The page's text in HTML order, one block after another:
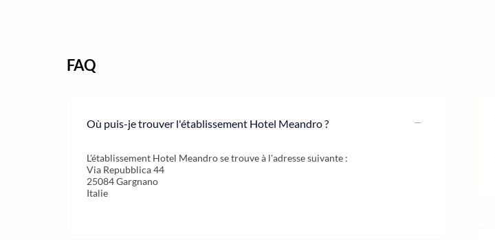
FAQ
Où puis-je trouver l'établissement Hotel Meandro ?
L'établissement Hotel Meandro se trouve à l'adresse suivante :
Via Repubblica 44
25084 Gargnano
Italie